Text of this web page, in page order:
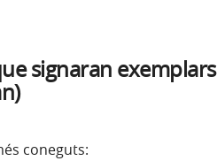
signaran exemplars
coneguts: